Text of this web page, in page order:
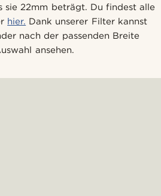
sie 22mm beträgt. Du findest alle
hier. Dank unserer Filter kannst
nach der passenden Breite
ansehen.